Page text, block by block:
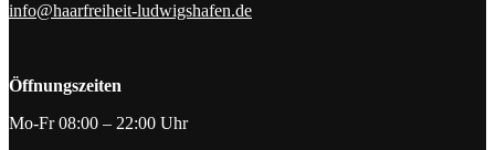
info@haarfreiheit-ludwigshafen.de
Öffnungszeiten
Mo-Fr 08:00 – 22:00 Uhr